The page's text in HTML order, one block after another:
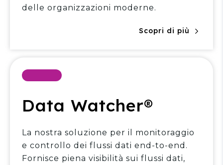
delle organizzazioni moderne.
Scopri di più
Data Watcher®
La nostra soluzione per il monitoraggio
e controllo dei flussi dati end-to-end.
Fornisce piena visibilità sui flussi dati,